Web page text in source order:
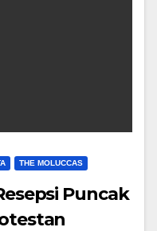
THE MOLUCCAS
Puncak